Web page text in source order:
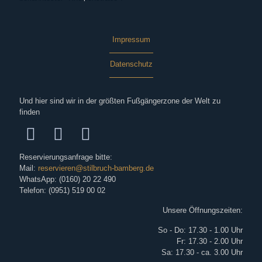
Impressum
Datenschutz
Und hier sind wir in der größten Fußgängerzone der Welt zu
finden
Reservierungsanfrage bitte:
Mail: reservieren@stilbruch-bamberg.de
WhatsApp: (0160) 20 22 490
Telefon: (0951) 519 00 02
Unsere Öffnungszeiten:
So - Do: 17.30 - 1.00 Uhr
Fr: 17.30 - 2.00 Uhr
Sa: 17.30 - ca. 3.00 Uhr